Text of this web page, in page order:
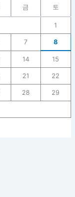
금 토
1
7 8
14 15
21 22
28 29